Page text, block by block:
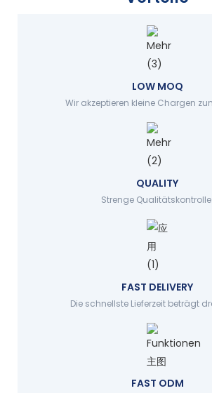
LOW MOQ
Wir akzeptieren kleine Chargen
QUALITY
Strenge Qualitätskontrolle.
FAST DELIVERY
Die schnellste Lieferzeit beträgt
FAST ODM